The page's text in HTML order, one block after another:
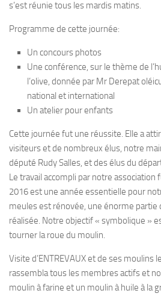
s’est réunie tous les mardis matins.
Programme de cette journée:
Un concours photos
Une conférence, sur le thème de
l’olive, donnée par Mr Derepat
national et international
Un atelier pour enfants
Cette journée fut une réussite. Elle a
visiteurs et de nombreux élus, notre
député Rudy Salles, et des élus du
Le travail accompli par notre association
2016 est une année essentielle pour
meules est rénovée, une énorme
réalisée. Notre objectif « symbolique »
tourner la roue du moulin.
Visite d’ENTREVAUX et de ses moulins
rassembla tous les membres actifs et
moulin à farine et un moulin à huile à la